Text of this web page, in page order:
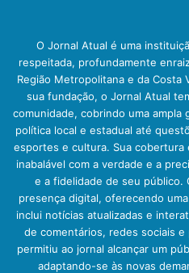
O Jornal Atual é uma
respeitada, profundamente
Região Metropolitana e da Costa
sua fundação, o Jornal Atual
comunidade, cobrindo uma ampla
política local e estadual até
esportes e cultura. Sua cobertura
inabalável com a verdade e a
e a fidelidade de seu público.
presença digital, oferecendo
inclui notícias atualizadas e
de comentários, redes sociais
permitiu ao jornal alcançar um
adaptando-se às novas